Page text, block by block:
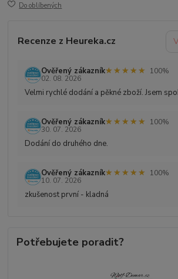
Do oblíbených
Recenze z Heureka.cz
Ověřený zákazník★★★★★
★★★★★
100%
02. 08. 2026
Velmi rychlé dodání a pěkné zboží. Jsem
Ověřený zákazník★★★★★
★★★★★
100%
30. 07. 2026
Dodání do druhého dne.
Ověřený zákazník★★★★★
★★★★★
100%
10. 07. 2026
zkušenost první - kladná
Potřebujete poradit?